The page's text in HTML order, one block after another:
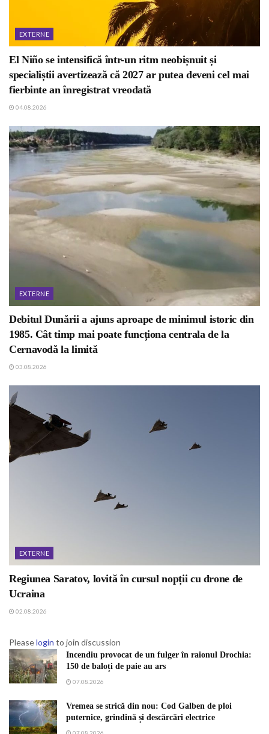
EXTERNE
El Niño se intensifică într-un ritm neobișnuit și
specialiștii avertizează că 2027 ar putea deveni cel mai
fierbinte an înregistrat vreodată
04.08.2026
EXTERNE
Debitul Dunării a ajuns aproape de minimul istoric din
1985. Cât timp mai poate funcționa centrala de la
Cernavodă la limită
03.08.2026
EXTERNE
Regiunea Saratov, lovită în cursul nopții cu drone de
Ucraina
02.08.2026
Pleaselogin to join discussion
Incendiu provocat de un fulger în raionul Drochia:
150 de baloți de paie au ars
07.08.2026
Vremea se strică din nou: Cod Galben de ploi
puternice, grindină și descărcări electrice